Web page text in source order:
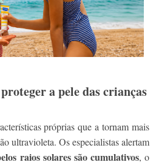
a pele das crianças
próprias que a tornam mais
ultravioleta. Os especialistas alertam
raios solares são cumulativos, o